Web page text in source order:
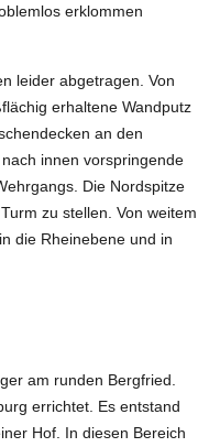
erklommen
leider abgetragen. Von
erhaltene Wandputz
an den
innen vorspringende
Die Nordspitze
zu stellen. Von weitem
die Rheinebene und in
am runden Bergfried.
errichtet. Es entstand
Hof. In diesen Bereich